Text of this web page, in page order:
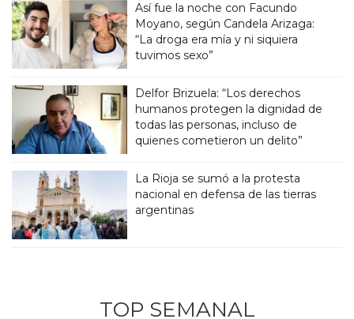
Así fue la noche con Facundo
Moyano, según Candela Arizaga:
“La droga era mía y ni siquiera
tuvimos sexo”
Delfor Brizuela: “Los derechos
humanos protegen la dignidad de
todas las personas, incluso de
quienes cometieron un delito”
La Rioja se sumó a la protesta
nacional en defensa de las tierras
argentinas
TOP SEMANAL